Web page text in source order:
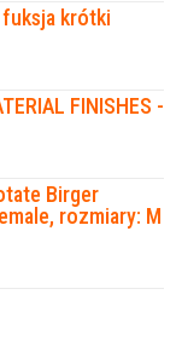
krótki
FINISHES -
Birger
rozmiary: M